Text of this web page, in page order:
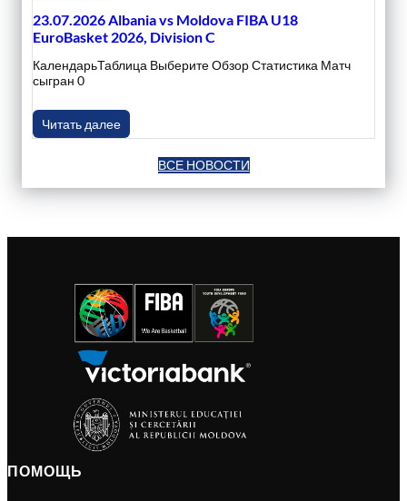
23.07.2026 Albania vs Moldova FIBA U18
EuroBasket 2026, Division C
КалендарьТаблица Выберите Обзор Статистика Матч
сыгран 0
Читать далее
ВСЕ НОВОСТИ
ПОМОЩЬ